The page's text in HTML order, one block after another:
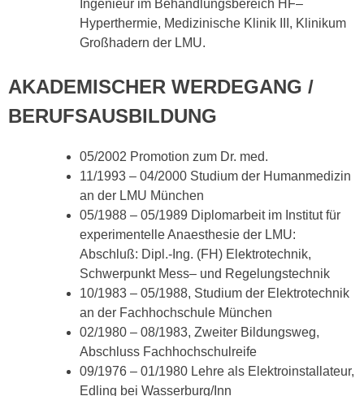
Ingenieur im Behandlungsbereich HF–
Hyperthermie, Medizinische Klinik III, Klinikum
Großhadern der LMU.
AKADEMISCHER WERDEGANG /
BERUFSAUSBILDUNG
05/2002 Promotion zum Dr. med.
11/1993 – 04/2000 Studium der Humanmedizin
an der LMU München
05/1988 – 05/1989 Diplomarbeit im Institut für
experimentelle Anaesthesie der LMU:
Abschluß: Dipl.-Ing. (FH) Elektrotechnik,
Schwerpunkt Mess– und Regelungstechnik
10/1983 – 05/1988, Studium der Elektrotechnik
an der Fachhochschule München
02/1980 – 08/1983, Zweiter Bildungsweg,
Abschluss Fachhochschulreife
09/1976 – 01/1980 Lehre als Elektroinstallateur,
Edling bei Wasserburg/Inn